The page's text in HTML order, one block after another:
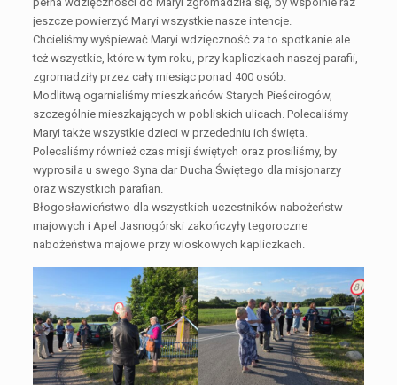
jeszcze powierzyć Maryi wszystkie nasze intencje.
Chcieliśmy wyśpiewać Maryi wdzięczność za to spotkanie ale
też wszystkie, które w tym roku, przy kapliczkach naszej parafii,
zgromadziły przez cały miesiąc ponad 400 osób.
Modlitwą ogarnialiśmy mieszkańców Starych Pieścirogów,
szczególnie mieszkających w pobliskich ulicach. Polecaliśmy
Maryi także wszystkie dzieci w przededniu ich święta.
Polecaliśmy również czas misji świętych oraz prosiliśmy, by
wyprosiła u swego Syna dar Ducha Świętego dla misjonarzy
oraz wszystkich parafian.
Błogosławieństwo dla wszystkich uczestników nabożeństw
majowych i Apel Jasnogórski zakończyły tegoroczne
nabożeństwa majowe przy wioskowych kapliczkach.